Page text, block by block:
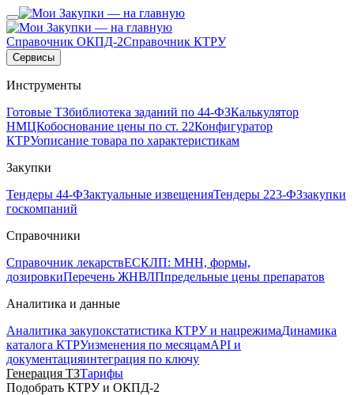
Справочник ОКПД-2Справочник КТРУ
Сервисы
Инструменты
Готовые ТЗбиблиотека заданий по 44-ФЗКалькулятор
НМЦКобоснование цены по ст. 22Конфигуратор
КТРУописание товара по характеристикам
Закупки
Тендеры 44-ФЗактуальные извещенияТендеры 223-ФЗзакупки
госкомпаний
Справочники
Справочник лекарствЕСКЛП: МНН, формы,
дозировкиПеречень ЖНВЛПпредельные цены препаратов
Аналитика и данные
Аналитика закупокстатистика КТРУ и нацрежимаДинамика
каталога КТРУизменения по месяцамAPI и
документацияинтеграция по ключу
Генерация ТЗТарифы
Подобрать КТРУ и ОКПД-2